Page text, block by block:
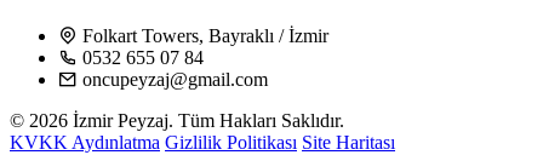
Folkart Towers, Bayraklı / İzmir
0532 655 07 84
oncupeyzaj@gmail.com
© 2026 İzmir Peyzaj. Tüm Hakları Saklıdır.
KVKK Aydınlatma Gizlilik Politikası Site Haritası